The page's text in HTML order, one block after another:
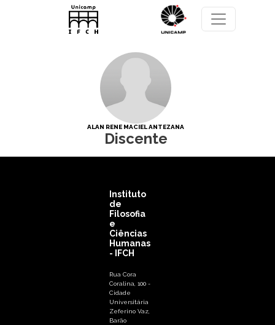
Pular para o conteúdo principal
ALAN RENE MACIEL ANTEZANA
Discente
Instituto
de
Filosofia
e
Ciências
Humanas
- IFCH
Rua Cora
Coralina, 100 -
Cidade
Universitária
Zeferino Vaz,
Barão